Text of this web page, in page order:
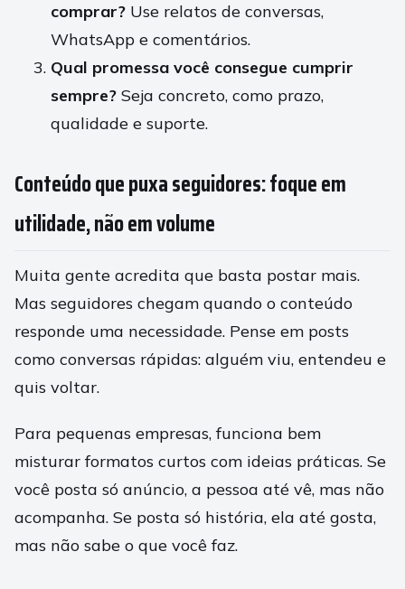
comprar? Use relatos de conversas,
WhatsApp e comentários.
Qual promessa você consegue cumprir
sempre? Seja concreto, como prazo,
qualidade e suporte.
Conteúdo que puxa seguidores: foque em
utilidade, não em volume
Muita gente acredita que basta postar mais.
Mas seguidores chegam quando o conteúdo
responde uma necessidade. Pense em posts
como conversas rápidas: alguém viu, entendeu e
quis voltar.
Para pequenas empresas, funciona bem
misturar formatos curtos com ideias práticas. Se
você posta só anúncio, a pessoa até vê, mas não
acompanha. Se posta só história, ela até gosta,
mas não sabe o que você faz.